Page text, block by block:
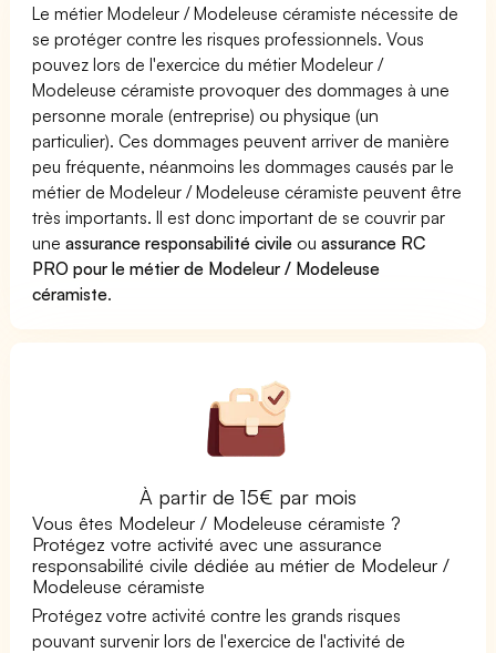
Le métier Modeleur / Modeleuse céramiste nécessite de
se protéger contre les risques professionnels. Vous
pouvez lors de l'exercice du métier Modeleur /
Modeleuse céramiste provoquer des dommages à une
personne morale (entreprise) ou physique (un
particulier). Ces dommages peuvent arriver de manière
peu fréquente, néanmoins les dommages causés par le
métier de Modeleur / Modeleuse céramiste peuvent être
très importants. Il est donc important de se couvrir par
uneassurance responsabilité civile ouassurance RC
PRO pour le métier de Modeleur / Modeleuse
céramiste.
À partir de 15€ par mois
Vous êtes Modeleur / Modeleuse céramiste ?
Protégez votre activité avec une assurance
responsabilité civile dédiée au métier de Modeleur /
Modeleuse céramiste
Protégez votre activité contre les grands risques
pouvant survenir lors de l'exercice de l'activité de